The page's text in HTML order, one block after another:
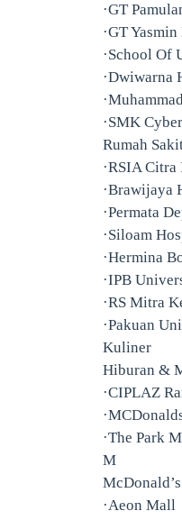
·GT
·GT
·School Of
·Dwiwarna
·SMK Cyber
Rumah
·RSIA
·Brawijaya
·Permata
·Siloam
·Hermina
·IPB
·RS Mitra
·Pakuan
Kuliner
Hiburan &
·CIPLAZ
·The Park
M
·Aeon Mall